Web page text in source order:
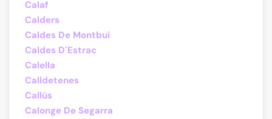
Calaf
Calders
Caldes De Montbui
Caldes D´Estrac
Calella
Calldetenes
Callús
Calonge De Segarra